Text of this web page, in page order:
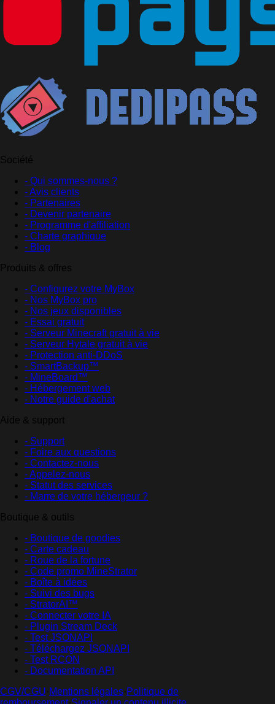
Société
- Qui sommes-nous ?
- Avis clients
- Partenaires
- Devenir partenaire
- Programme d'affiliation
- Charte graphique
- Blog
Produits & offres
- Configurez votre MyBox
- Nos MyBox pro
- Nos jeux disponibles
- Essai gratuit
- Serveur Minecraft gratuit à vie
- Serveur Hytale gratuit à vie
- Protection anti-DDoS
- SmartBackup™
- MineBoard™
- Hébergement web
- Notre guide d'achat
Aide & support
- Support
- Foire aux questions
- Contactez-nous
- Appelez-nous
- Statut des services
- Marre de votre hébergeur ?
Boutique & outils
- Boutique de goodies
- Carte cadeau
- Roue de la fortune
- Code promo MineStrator
- Boîte à idées
- Suivi des bugs
- StratorAI™
- Connecter votre IA
- Plugin Stream Deck
- Test JSONAPI
- Téléchargez JSONAPI
- Test RCON
- Documentation API
CGV/CGU· Mentions légales· Politique de